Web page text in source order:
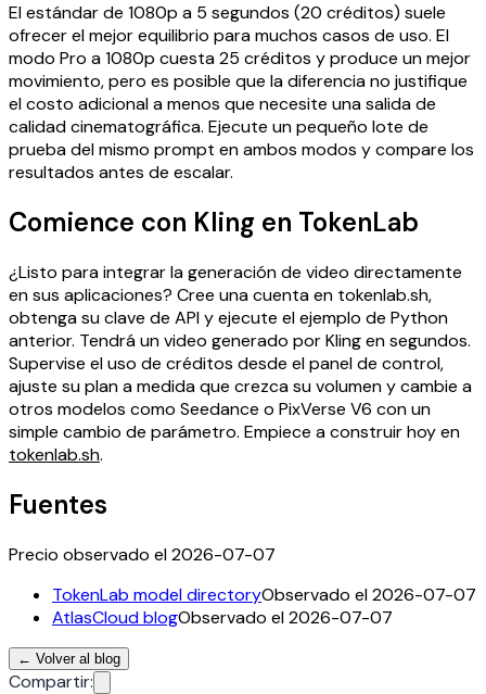
El estándar de 1080p a 5 segundos (20 créditos) suele
ofrecer el mejor equilibrio para muchos casos de uso. El
modo Pro a 1080p cuesta 25 créditos y produce un mejor
movimiento, pero es posible que la diferencia no justifique
el costo adicional a menos que necesite una salida de
calidad cinematográfica. Ejecute un pequeño lote de
prueba del mismo prompt en ambos modos y compare los
resultados antes de escalar.
Comience con Kling en TokenLab
¿Listo para integrar la generación de video directamente
en sus aplicaciones? Cree una cuenta en tokenlab.sh,
obtenga su clave de API y ejecute el ejemplo de Python
anterior. Tendrá un video generado por Kling en segundos.
Supervise el uso de créditos desde el panel de control,
ajuste su plan a medida que crezca su volumen y cambie a
otros modelos como Seedance o PixVerse V6 con un
simple cambio de parámetro. Empiece a construir hoy en
tokenlab.sh.
Fuentes
Precio observado el 2026-07-07
TokenLab model directoryObservado el 2026-07-07
AtlasCloud blogObservado el 2026-07-07
← Volver al blog
Compartir: